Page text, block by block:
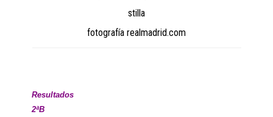
stilla
fotografía realmadrid.com
Resultados
2ªB